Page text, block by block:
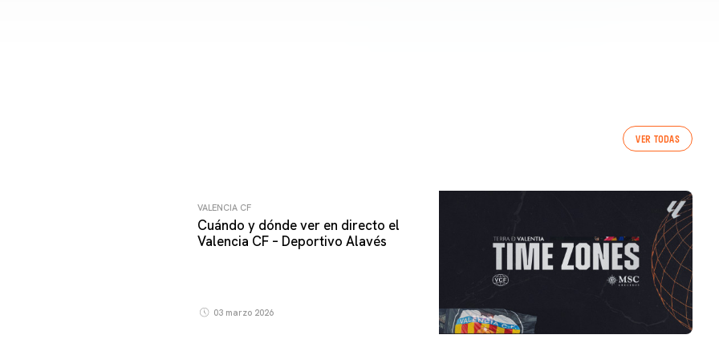
VER TODAS
VALENCIA CF
Cuándo y dónde ver en directo el
Valencia CF – Deportivo Alavés
03 marzo 2026